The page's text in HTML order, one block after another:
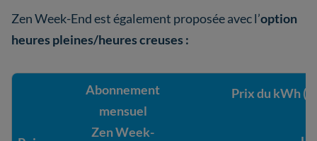
Zen Week-End est également proposée avec l’option
heures pleines/heures creuses :
Abonnement
mensuel
Zen Week-
Prix du kWh